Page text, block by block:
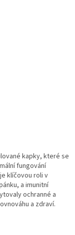
kapky, které se
fungování
klíčovou roli v
a imunitní
ochranné a
a zdraví.